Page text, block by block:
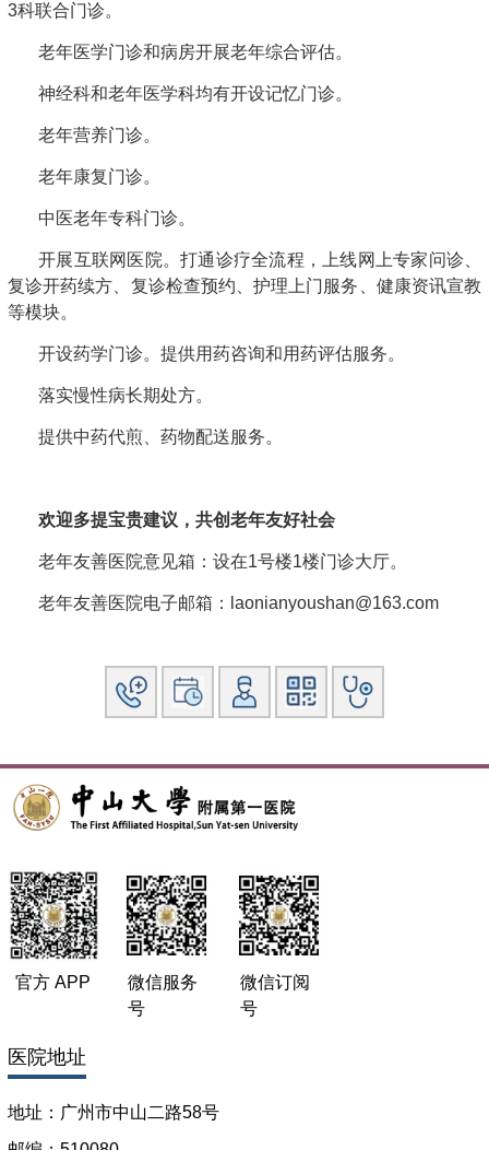
3科联合门诊。
老年医学门诊和病房开展老年综合评估。
神经科和老年医学科均有开设记忆门诊。
老年营养门诊。
老年康复门诊。
中医老年专科门诊。
开展互联网医院。打通诊疗全流程，上线网上专家问诊、
复诊开药续方、复诊检查预约、护理上门服务、健康资讯宣教
等模块。
开设药学门诊。提供用药咨询和用药评估服务。
落实慢性病长期处方。
提供中药代煎、药物配送服务。
欢迎多提宝贵建议，共创老年友好社会
老年友善医院意见箱：设在1号楼1楼门诊大厅。
老年友善医院电子邮箱：laonianyoushan@163.com
官方 APP
微信服务
号
微信订阅
号
医院地址
地址：广州市中山二路58号